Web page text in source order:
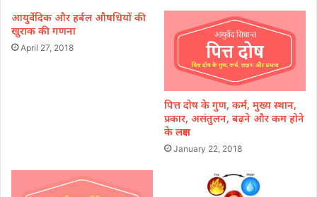
आयुर्वेदिक और हर्बल औषधियों की
खुराक की गणना
April 27, 2018
पित्त दोष के गुण, कर्म, मुख्य स्थान,
प्रकार, असंतुलन, बढ़ने और कम होने
के लक्षण
January 22, 2018